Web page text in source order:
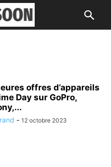
offres d’appareils
Day sur GoPro,
- 12 octobre 2023